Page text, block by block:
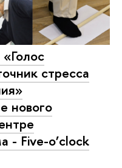
стресса
нового
- Five-o’clock